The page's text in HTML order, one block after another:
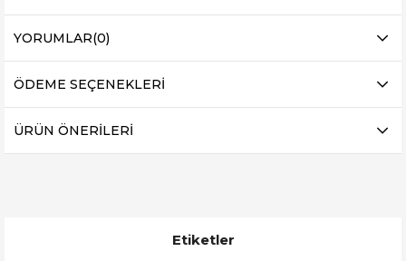
YORUMLAR(0)
ÖDEME SEÇENEKLERI
ÜRÜN ÖNERILERI
Etiketler